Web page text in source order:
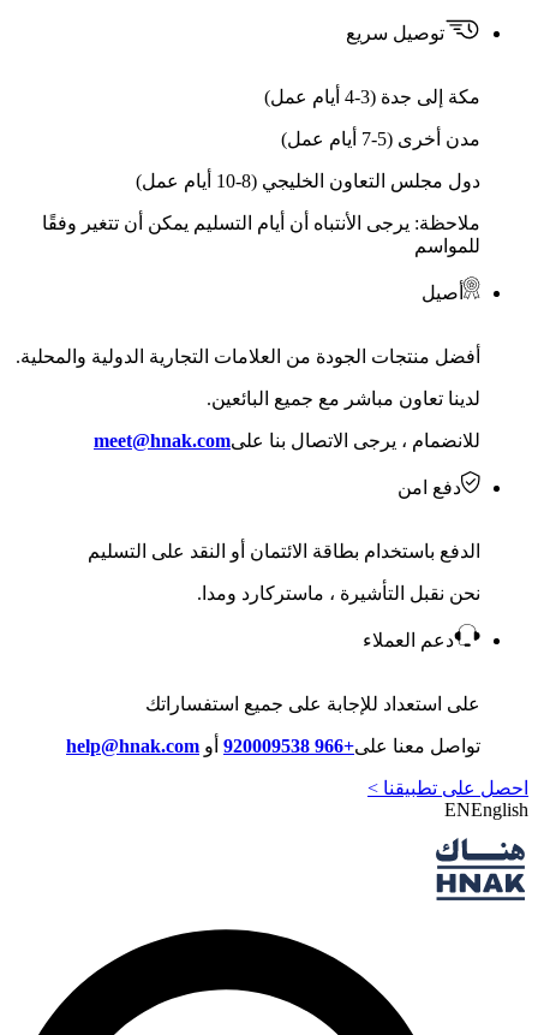
توصيل سريع
مكة إلى جدة (3-4 أيام عمل)
مدن أخرى (5-7 أيام عمل)
دول مجلس التعاون الخليجي (8-10 أيام عمل)
ملاحظة: يرجى الأنتباه أن أيام التسليم يمكن أن تتغير وفقًا
للمواسم
أصيل
أفضل منتجات الجودة من العلامات التجارية الدولية والمحلية.
لدينا تعاون مباشر مع جميع البائعين.
للانضمام ، يرجى الاتصال بنا علىmeet@hnak.com
دفع امن
الدفع باستخدام بطاقة الائتمان أو النقد على التسليم
نحن نقبل التأشيرة ، ماستركارد ومدا.
دعم العملاء
على استعداد للإجابة على جميع استفساراتك
تواصل معنا على+966 920009538 أو help@hnak.com
احصل على تطبيقنا >
ENEnglish